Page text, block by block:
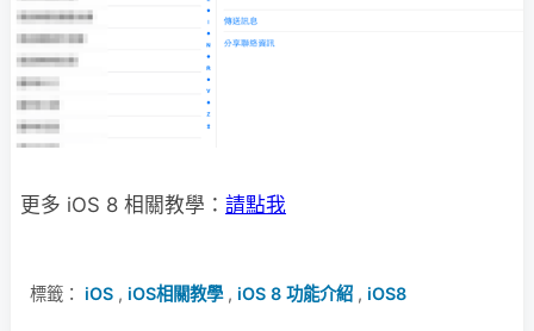
更多 iOS 8 相關教學： 請點我
標籤： iOS , iOS相關教學, iOS 8 功能介紹 , iOS8